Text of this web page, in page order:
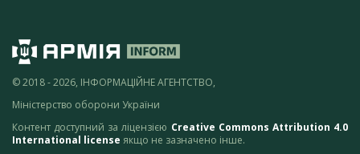
© 2018 - 2026, ІНФОРМАЦІЙНЕ АГЕНТСТВО,
Міністерство оборони України
Контент доступний за ліцензією Creative Commons Attribution 4.0
International license якщо не зазначено інше.